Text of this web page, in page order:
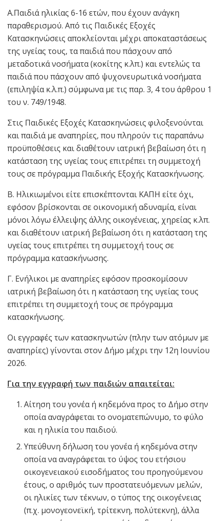
Α.Παιδιά ηλικίας 6-16 ετών, που έχουν ανάγκη
παραθερισμού. Από τις Παιδικές Εξοχές
Κατασκηνώσεις αποκλείονται μέχρι αποκαταστάσεως
της υγείας τους, τα παιδιά που πάσχουν από
μεταδοτικά νοσήματα (κοκίτης κ.λπ.) και εντελώς τα
παιδιά που πάσχουν από ψυχονευρωτικά νοσήματα
(επιληψία κ.λ.π.) σύμφωνα με τις παρ. 3, 4 του άρθρου 1
του ν. 749/1948.
Στις Παιδικές Εξοχές Κατασκηνώσεις φιλοξενούνται
και παιδιά με αναπηρίες, που πληρούν τις παραπάνω
προϋποθέσεις και διαθέτουν ιατρική βεβαίωση ότι η
κατάσταση της υγείας τους επιτρέπει τη συμμετοχή
τους σε πρόγραμμα Παιδικής Εξοχής Κατασκήνωσης.
Β. Ηλικιωμένοι είτε επισκέπτονται ΚΑΠΗ είτε όχι,
εφόσον βρίσκονται σε οικονομική αδυναμία, είναι
μόνοι λόγω έλλειψης άλλης οικογένειας, χηρείας κ.λπ.
και διαθέτουν ιατρική βεβαίωση ότι η κατάσταση της
υγείας τους επιτρέπει τη συμμετοχή τους σε
πρόγραμμα κατασκήνωσης.
Γ. Ενήλικοι με αναπηρίες εφόσον προσκομίσουν
ιατρική βεβαίωση ότι η κατάσταση της υγείας τους
επιτρέπει τη συμμετοχή τους σε πρόγραμμα
κατασκήνωσης.
Οι εγγραφές των κατασκηνωτών (πλην των ατόμων με
αναπηρίες) γίνονται στον Δήμο μέχρι την 12η Ιουνίου
2026.
Για την εγγραφή των παιδιών απαιτείται:
Αίτηση του γονέα ή κηδεμόνα προς το Δήμο στην
οποία αναγράφεται το ονοματεπώνυμο, το φύλο
και η ηλικία του παιδιού.
Υπεύθυνη δήλωση του γονέα ή κηδεμόνα στην
οποία να αναγράφεται το ύψος του ετήσιου
οικογενειακού εισοδήματος του προηγούμενου
έτους, ο αριθμός των προστατευόμενων μελών,
οι ηλικίες των τέκνων, ο τύπος της οικογένειας
(π.χ. μονογεονεϊκή, τρίτεκνη, πολύτεκνη), άλλα